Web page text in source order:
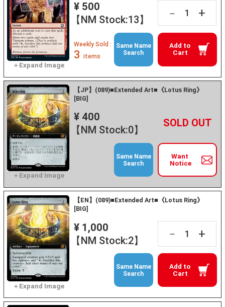
¥ 500
【NM Stock:13】
－ +
Add to
Cart
Weekly Sold :
3 items
Same Name
Search
【JP】(089)■Extended Art■《Lotus Ring》
[BIG]
¥ 400
【NM Stock:0】
－ +
Want
Notice
Same Name
Search
【EN】(089)■Extended Art■《Lotus Ring》
[BIG]
¥ 1,000
【NM Stock:2】
－ +
Add to
Cart
Same Name
Search